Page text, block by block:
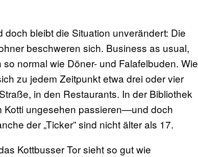
doch bleibt die Situation unverändert: Die
beschweren sich. Business as usual,
normal wie Döner- und Falafelbuden. Wie
zu jedem Zeitpunkt etwa drei oder vier
in den Restaurants. In der Bibliothek
Kotti ungesehen passieren—und doch
der „Ticker” sind nicht älter als 17.
Kottbusser Tor sieht so gut wie